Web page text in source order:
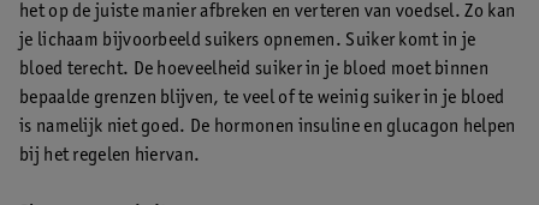
het op de juiste manier afbreken en verteren van voedsel. Zo kan
je lichaam bijvoorbeeld suikers opnemen. Suiker komt in je
bloed terecht. De hoeveelheid suiker in je bloed moet binnen
bepaalde grenzen blijven, te veel of te weinig suiker in je bloed
is namelijk niet goed. De hormonen insuline en glucagon helpen
bij het regelen hiervan.